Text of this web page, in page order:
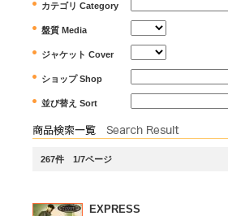
カテゴリ Category
盤質 Media
ジャケット Cover
ショップ Shop
並び替え Sort
267件 1/7ページ
EXPRESS